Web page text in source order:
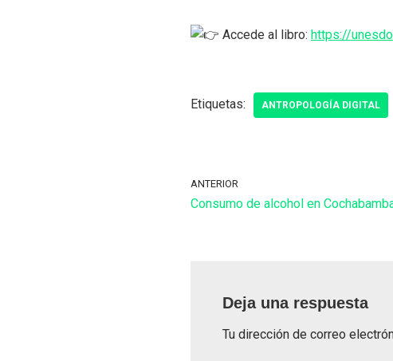
Accede al libro: https://
Etiquetas: ANTROPOLOGÍA DIGITAL
ANTERIOR
Consumo de alcohol en
Deja una respuesta
Tu dirección de correo